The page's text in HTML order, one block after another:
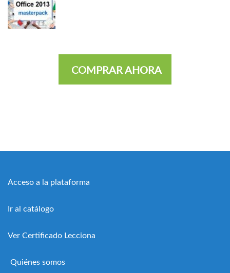
COMPRAR AHORA
Acceso a la plataforma
Ir al catálogo
Ver Certificado Lecciona
Quiénes somos